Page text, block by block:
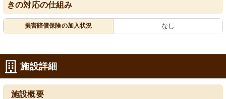
きの対応の仕組み
損害賠償保険の加入状況 なし
施設詳細
施設概要